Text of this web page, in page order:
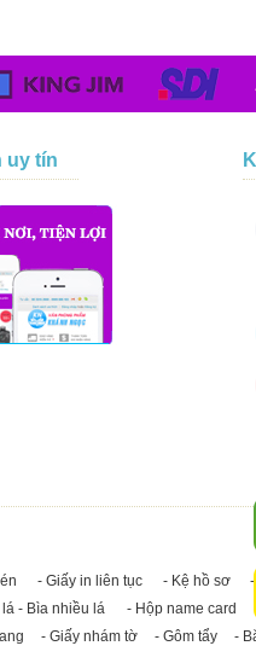
uy tín
- Giấy in liên tục - Kệ hồ sơ
lá - Bìa nhiều lá - Hộp name card
- Giấy nhám tờ - Gôm tẩy -